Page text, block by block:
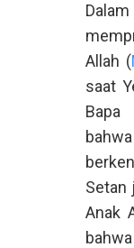
Allah (
saat
Bapa
Setan
Anak